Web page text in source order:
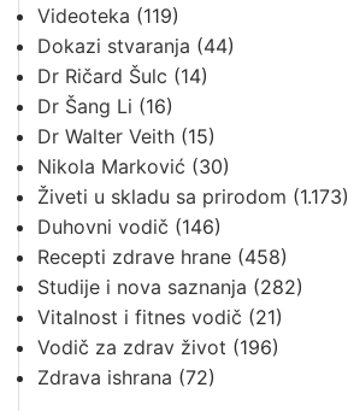
Videoteka (119)
Dokazi stvaranja (44)
Dr Ričard Šulc (14)
Dr Šang Li (16)
Dr Walter Veith (15)
Nikola Marković (30)
Živeti u skladu sa prirodom (1.173)
Duhovni vodič (146)
Recepti zdrave hrane (458)
Studije i nova saznanja (282)
Vitalnost i fitnes vodič (21)
Vodič za zdrav život (196)
Zdrava ishrana (72)